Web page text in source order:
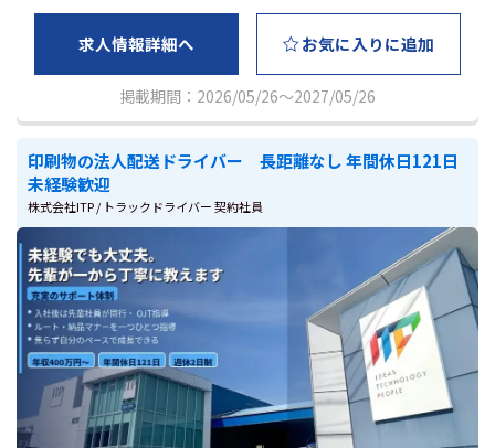
求人情報詳細へ お気に入りに追加
掲載期間：2026/05/26～2027/05/26
印刷物の法人配送ドライバー 長距離なし 年間休日121日
未経験歓迎
株式会社ITP / トラックドライバー 契約社員